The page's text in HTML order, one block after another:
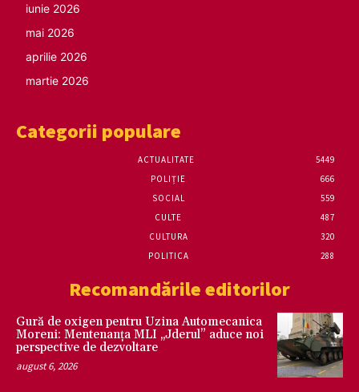
iunie 2026
mai 2026
aprilie 2026
martie 2026
Categorii populare
ACTUALITATE
5449
POLIȚIE
666
SOCIAL
559
CULTE
487
CULTURA
320
POLITICA
288
Recomandările editorilor
Gură de oxigen pentru Uzina Automecanica
Moreni: Mentenanța MLI „Jderul” aduce noi
perspective de dezvoltare
august 6, 2026